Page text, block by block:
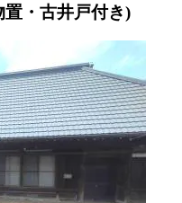
・古井戸付き)